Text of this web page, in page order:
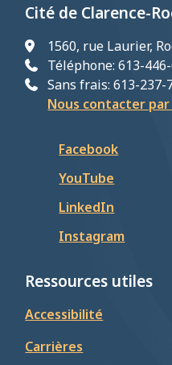
Cité de Clarence-
1560, rue Laurier,
Téléphone: 613-
Sans frais: 613-237-
Nous contacter
Facebook
YouTube
LinkedIn
Instagram
Ressources utiles
Accessibilité
Carrières